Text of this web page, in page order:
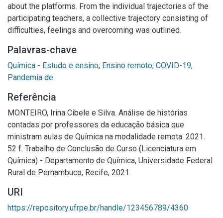
about the platforms. From the individual trajectories of the
participating teachers, a collective trajectory consisting of
difficulties, feelings and overcoming was outlined.
Palavras-chave
Química - Estudo e ensino; Ensino remoto; COVID-19,
Pandemia de
Referência
MONTEIRO, Irina Cibele e Silva. Análise de histórias
contadas por professores da educação básica que
ministram aulas de Química na modalidade remota. 2021.
52 f. Trabalho de Conclusão de Curso (Licenciatura em
Química) - Departamento de Química, Universidade Federal
Rural de Pernambuco, Recife, 2021.
URI
https://repository.ufrpe.br/handle/123456789/4360